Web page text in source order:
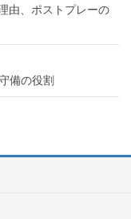
由、ポストプレーの
備の役割